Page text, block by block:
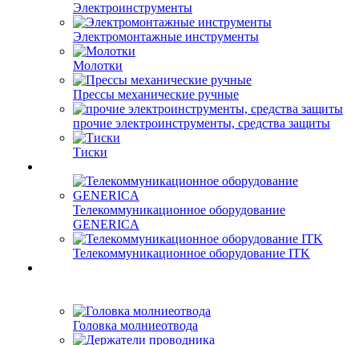
Электроинструменты
Электромонтажные инструменты
Молотки
Прессы механические ручные
прочие электроинструменты, средства защиты
Тиски
Телекоммуникационное оборудование
GENERICA
Телекоммуникационное оборудование ITK
Головка молниеотвода